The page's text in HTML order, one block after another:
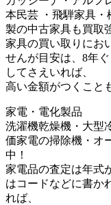
本民芸 ・飛騨家具
製の中古家具も買取
家具の買い取りにお
せんが目安は、8年
してさえいれば、
高い金額がつくこと
家電・電化製品
洗濯機乾燥機・大型
価家電の掃除機・オ
中！
家電品の査定は年式
はコードなどに書か
れば、